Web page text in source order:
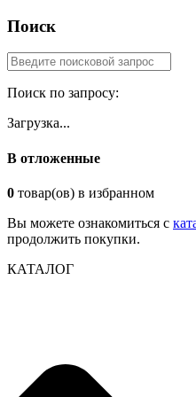
Поиск
Поиск по запросу:
Загрузка...
В отложенные
0 товар(ов) в избранном
Вы можете ознакомиться с
продолжить покупки.
КАТАЛОГ